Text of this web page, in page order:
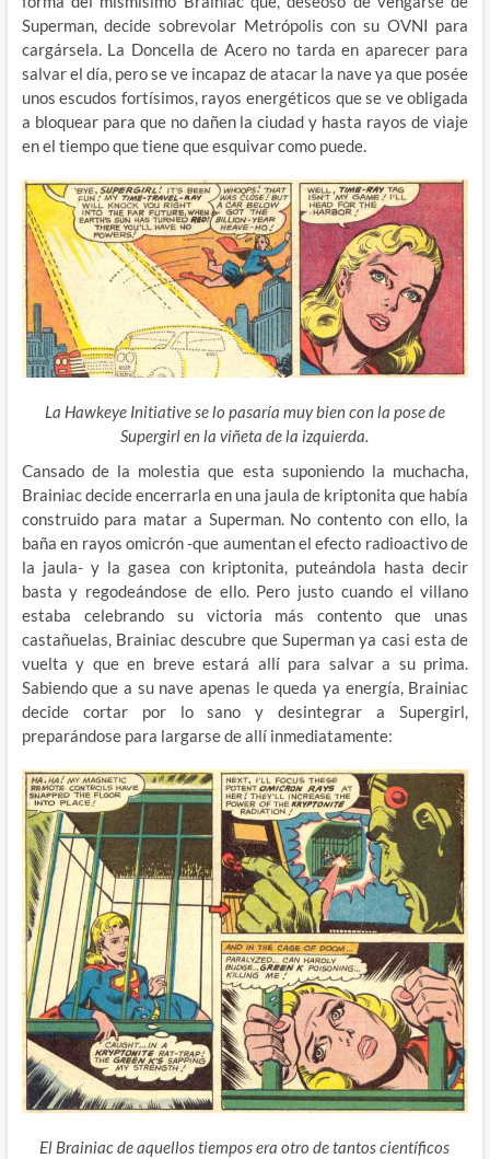
Superman, decide sobrevolar Metrópolis con su OVNI para
cargársela. La Doncella de Acero no tarda en aparecer para
salvar el día, pero se ve incapaz de atacar la nave ya que posée
unos escudos fortísimos, rayos energéticos que se ve obligada
a bloquear para que no dañen la ciudad y hasta rayos de viaje
en el tiempo que tiene que esquivar como puede.
La Hawkeye Initiative se lo pasaría muy bien con la pose de
Supergirl en la viñeta de la izquierda.
Cansado de la molestia que esta suponiendo la muchacha,
Brainiac decide encerrarla en una jaula de kriptonita que había
construido para matar a Superman. No contento con ello, la
baña en rayos omicrón -que aumentan el efecto radioactivo de
la jaula- y la gasea con kriptonita, puteándola hasta decir
basta y regodeándose de ello. Pero justo cuando el villano
estaba celebrando su victoria más contento que unas
castañuelas, Brainiac descubre que Superman ya casi esta de
vuelta y que en breve estará allí para salvar a su prima.
Sabiendo que a su nave apenas le queda ya energía, Brainiac
decide cortar por lo sano y desintegrar a Supergirl,
preparándose para largarse de allí inmediatamente:
El Brainiac de aquellos tiempos era otro de tantos científicos